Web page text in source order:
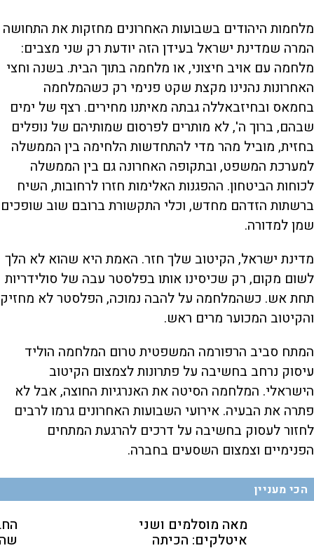
מלחמות היהודים בשבועות האחרונים מחזקות את התחושה
המרה שמדינת ישראל בעידן הזה יודעת רק שני מצבים:
מלחמה עם אויב חיצוני, או מלחמה בתוך הבית. בשנה וחצי
האחרונות נהנינו מקצת שקט פנימי רק כשהמלחמה
בחמאס ובחיזבאללה גבתה מאיתנו מחירים. רצף של ימים
שבהם, ברוך ה', לא מותרים לפרסום שמותיהם של נופלים
בחזית, מוביל מהר מדי להתחדשות הלחימה בין הממשלה
למערכת המשפט, ובתקופה האחרונה גם בין הממשלה
לכוחות הביטחון. ההפגנות האלימות חזרו לרחובות, השיח
ברשתות הזדהם מחדש, וכלי התקשורת ברובם שוב שופכים
שמן למדורה.
מדינת ישראל, הקיטוב שלך חזר. האמת היא שהוא לא הלך
לשום מקום, רק שכיסינו אותו בפלסטר עבה של סולידריות
תחת אש. כשהמלחמה על להבה נמוכה, הפלסטר לא מחזיק
והקיטוב המכוער מרים ראש.
המתח סביב הרפורמה המשפטית טרום המלחמה הוליד
עיסוק נרחב בחשיבה על פתרונות לצמצום הקיטוב
הישראלי. המלחמה הסיטה את האנרגיות החוצה, אבל לא
פתרה את הבעיה. אירועי השבועות האחרונים גרמו לרבים
לחזור לעסוק בחשיבה על דרכים להרגעת המתחים
הפנימיים וצמצום השסעים בחברה.
הכי מעניין
מאה מוסלמים ושני
איטלקים: הכיתה